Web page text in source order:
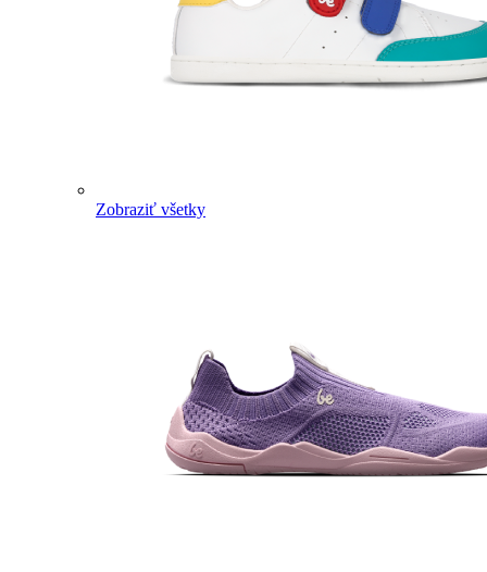
Zobraziť všetky